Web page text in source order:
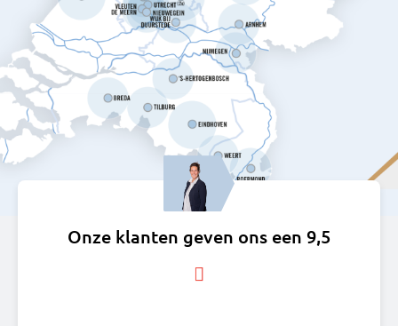
Onze klanten geven ons een 9,5